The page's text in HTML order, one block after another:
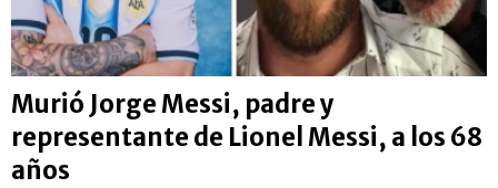
Murió Jorge Messi, padre y
representante de Lionel Messi, a los 68
años